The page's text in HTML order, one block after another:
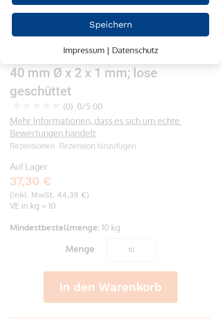
Speichern
Impressum| Datenschutz
Anfang
der
Bildergalerie
springen
Gummibänder, natur/transparent;
40 mm Ø x 2 x 1 mm; lose
geschüttet
0
% of100
(0) 0/5.00
Mehr Informationen, dass es sich um echte
Bewertungen handelt
Rezensionen Rezension hinzufügen
Auf Lager
37,30 €
(inkl. MwSt. 44,39 €)
VE in kg = 10
Mindestbestellmenge: 10 kg
Menge
In den Warenkorb